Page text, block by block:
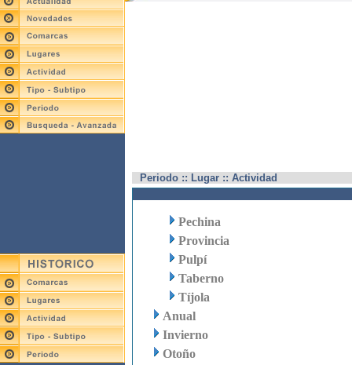
Periodo :: Lugar :: Actividad
Pechina
Provincia
Pulpí
Taberno
Tíjola
Anual
Invierno
Otoño